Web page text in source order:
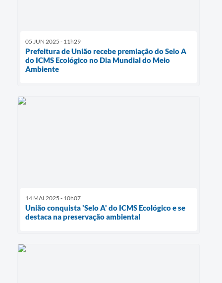
05 JUN 2025 - 11h29
Prefeitura de União recebe premiação do Selo A
do ICMS Ecológico no Dia Mundial do Meio
Ambiente
14 MAI 2025 - 10h07
União conquista 'Selo A' do ICMS Ecológico e se
destaca na preservação ambiental